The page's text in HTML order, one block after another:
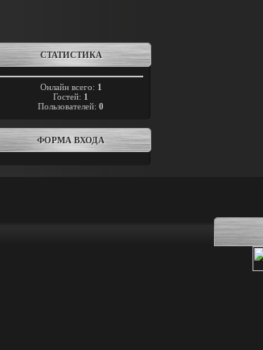
СТАТИСТИКА
Онлайн всего: 1
Гостей: 1
Пользователей: 0
ФОРМА ВХОДА